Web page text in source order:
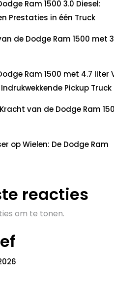
Ram 1500 3.0 Diesel:
Prestaties in één Truck
de Dodge Ram 1500 met
Ram 1500 met 4.7 liter
Pickup Truck
van de Dodge Ram
op Wielen: De Dodge Ram
reacties
om te tonen.